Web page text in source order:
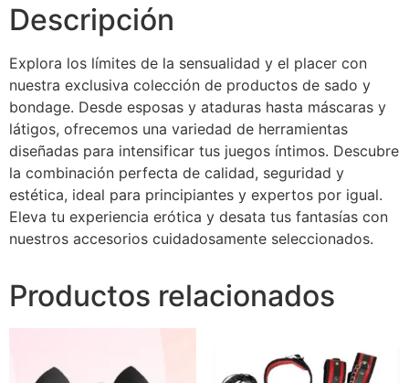
Descripción
Explora los límites de la sensualidad y el placer con
nuestra exclusiva colección de productos de sado y
bondage. Desde esposas y ataduras hasta máscaras y
látigos, ofrecemos una variedad de herramientas
diseñadas para intensificar tus juegos íntimos. Descubre
la combinación perfecta de calidad, seguridad y
estética, ideal para principiantes y expertos por igual.
Eleva tu experiencia erótica y desata tus fantasías con
nuestros accesorios cuidadosamente seleccionados.
Productos relacionados